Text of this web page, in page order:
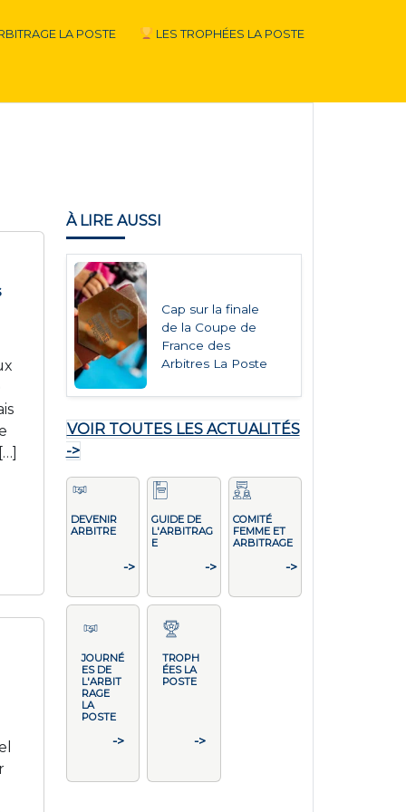
LA POSTE LES TROPHÉES LA POSTE
À LIRE AUSSI
Cap sur la finale
de la Coupe de
France des
Arbitres La Poste
VOIR TOUTES LES ACTUALITÉS
->
DEVENIR
ARBITRE
->
GUIDE DE
L'ARBITRAG
E
->
COMITÉ
FEMME ET
ARBITRAGE
->
JOURNÉ
ES DE
L'ARBIT
RAGE
LA
POSTE
->
TROPH
ÉES LA
POSTE
->